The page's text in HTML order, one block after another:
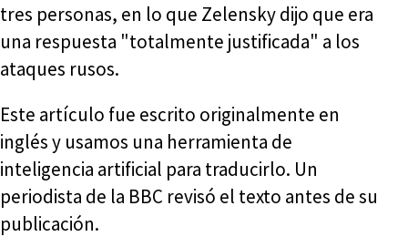
tres personas, en lo que Zelensky dijo que era
una respuesta "totalmente justificada" a los
ataques rusos.
Este artículo fue escrito originalmente en
inglés y usamos una herramienta de
inteligencia artificial para traducirlo. Un
periodista de la BBC revisó el texto antes de su
publicación.